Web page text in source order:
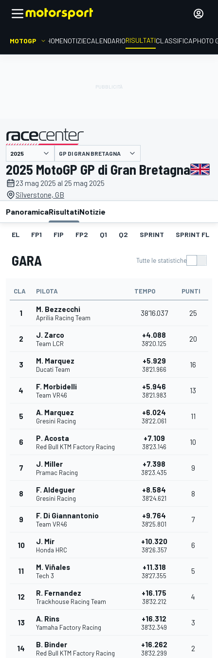
MOTOGP HOMENOTIZIECALENDARIORISULTATICLASSIFICAPHOTO
presentato da GP DI GRAN BRETAGNA
2025 MotoGP GP di Gran Bretagna
23 mag 2025 al 25 mag 2025
Silverstone, GB
PanoramicaRisultatiNotizie
EL FP1 FIP FP2 Q1 Q2 SPRINT SPRINT FL
GARA Tutte le statistiche
CLA PILOTA TEMPO PUNTI
1 M. Bezzecchi
Aprilia Racing Team
38'16.037 25
2 J. Zarco
Team LCR
+4.088
38'20.125
20
3 M. Marquez
Ducati Team
+5.929
38'21.966
16
4 F. Morbidelli
Team VR46
+5.946
38'21.983
13
5 A. Marquez
Gresini Racing
+6.024
38'22.061
11
6 P. Acosta
Red Bull KTM Factory Racing
+7.109
38'23.146
10
7 J. Miller
Pramac Racing
+7.398
38'23.435
9
8 F. Aldeguer
Gresini Racing
+8.584
38'24.621
8
9 F. Di Giannantonio
Team VR46
+9.764
38'25.801
7
10 J. Mir
Honda HRC
+10.320
38'26.357
6
11 M. Viñales
Tech 3
+11.318
38'27.355
5
12 R. Fernandez
Trackhouse Racing Team
+16.175
38'32.212
4
13 A. Rins
Yamaha Factory Racing
+16.312
38'32.349
3
14 B. Binder
Red Bull KTM Factory Racing
+16.262
38'32.299
2